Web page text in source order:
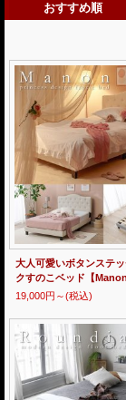
おすすめ順
大人可愛いボタンステ
クすのこベッド【Manon
19,000円～(税込)